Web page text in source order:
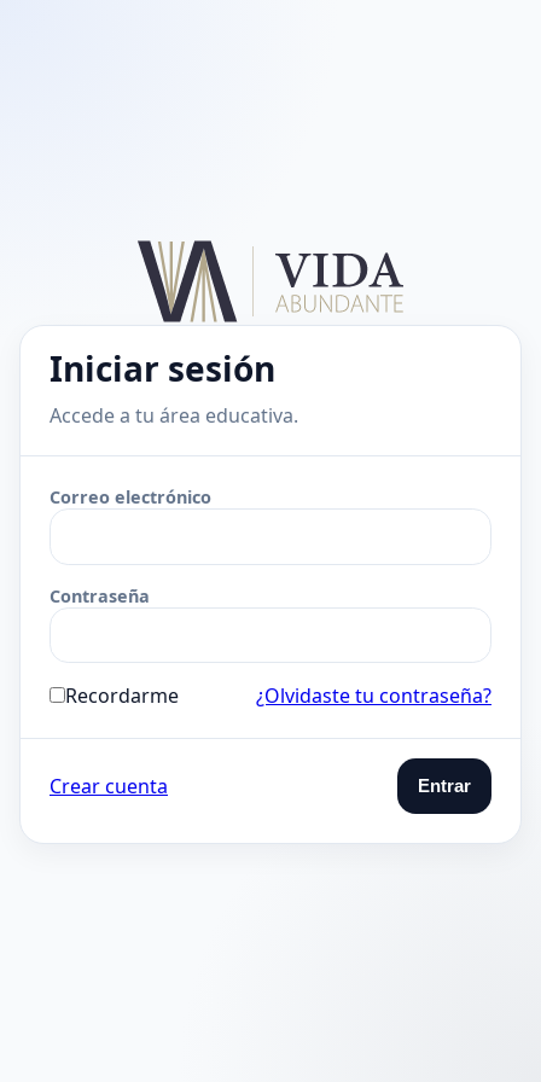
Iniciar sesión
Accede a tu área educativa.
Correo electrónico
Contraseña
Recordarme ¿Olvidaste tu contraseña?
Crear cuenta Entrar